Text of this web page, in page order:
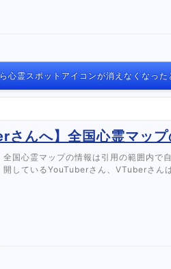
心霊スポットアイコンが消えなくなった
さんへ】全国心霊マッ
全国心霊マップの情報は引用の範囲内で
開しているYouTuberさん、VTuberさん